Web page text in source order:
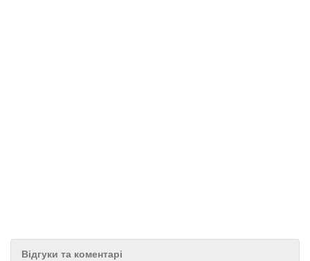
Відгуки та коментарі